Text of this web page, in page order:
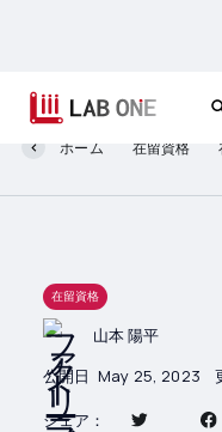
ホーム 在留資格
在留資格
山本 陽平
公開日 May 25, 2023
シェア：